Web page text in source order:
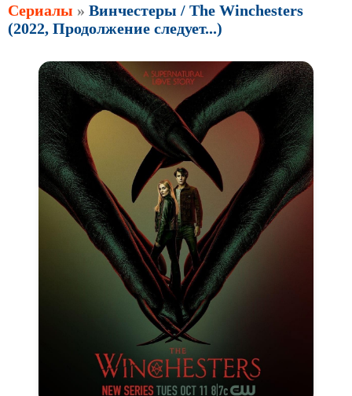
Сериалы » Винчестеры / The Winchesters
(2022, Продолжение следует...)